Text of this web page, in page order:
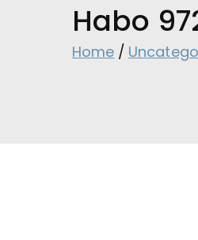
Habo
Home